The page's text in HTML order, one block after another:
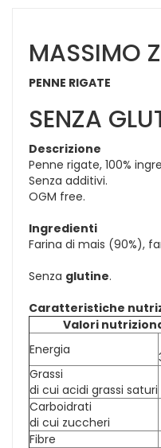
MASSIMO
PENNE RIGATE
SENZA
Descrizione
Penne rigate, 100%
Senza additivi.
OGM free.
Ingredienti
Farina di mais (90%),
Senza glutine.
Caratteristiche
Valori
Energia
Grassi
di cui acidi grassi saturi
Carboidrati
di cui zuccheri
Fibre